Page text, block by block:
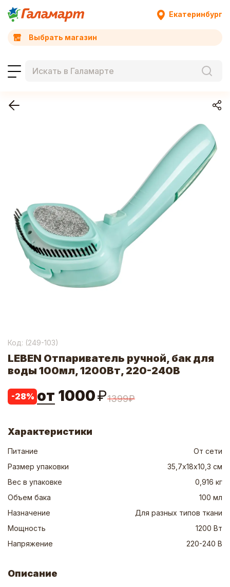
Екатеринбург
Выбрать магазин
Код: (249-103)
LEBEN Отпариватель ручной, бак для
воды 100мл, 1200Вт, 220-240В
-28% от 1000₽1399₽
Характеристики
Питание
От сети
Размер упаковки
35,7х18х10,3 см
Вес в упаковке
0,916 кг
Объем бака
100 мл
Назначение
Для разных типов ткани
Мощность
1200 Вт
Напряжение
220-240 В
Описание